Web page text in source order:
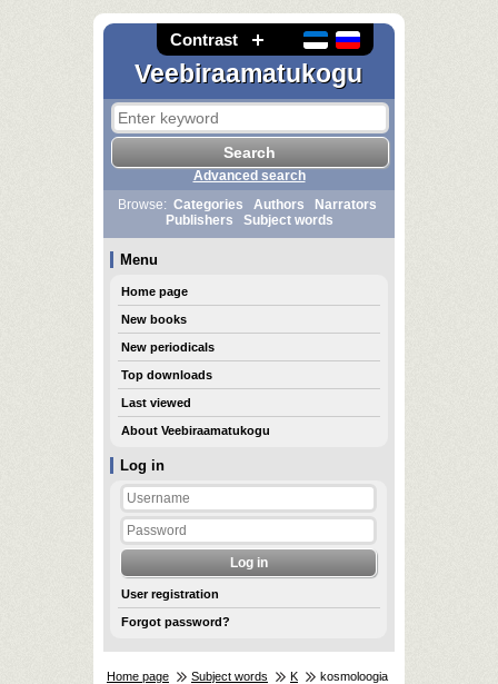
Contrast
Veebiraamatukogu
Log in
User registration
Forgot password?
Advanced search
Browse: Categories Authors
Narrators
Publishers
Subject words
Menu
Home page
New books
New periodicals
Top downloads
Last viewed
About Veebiraamatukogu
Home page Subject words K kosmoloogia